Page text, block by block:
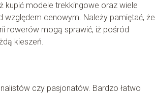
kupić modele trekkingowe oraz wiele
względem cenowym. Należy pamiętać, że
rowerów mogą sprawić, iż pośród
kieszeń.
czy pasjonatów. Bardzo łatwo